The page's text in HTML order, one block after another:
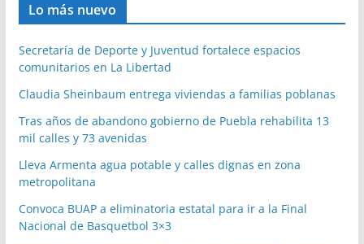
Lo más nuevo
Secretaría de Deporte y Juventud fortalece espacios
comunitarios en La Libertad
Claudia Sheinbaum entrega viviendas a familias poblanas
Tras años de abandono gobierno de Puebla rehabilita 13
mil calles y 73 avenidas
Lleva Armenta agua potable y calles dignas en zona
metropolitana
Convoca BUAP a eliminatoria estatal para ir a la Final
Nacional de Basquetbol 3×3